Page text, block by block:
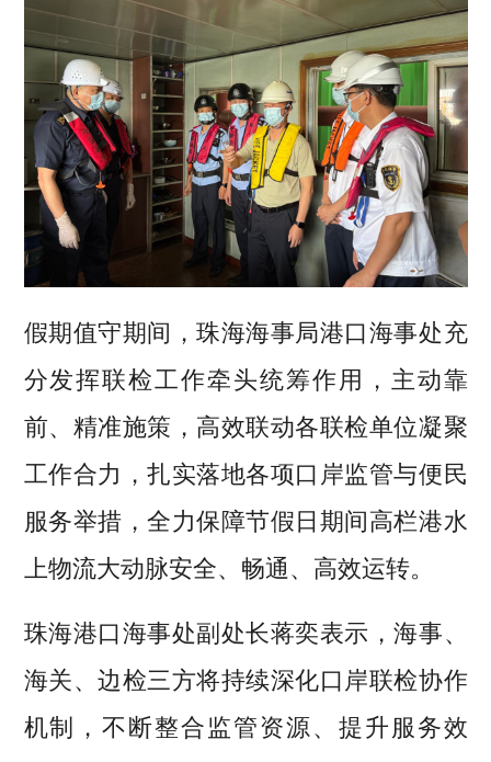
假期值守期间，珠海海事局港口海事处充
分发挥联检工作牵头统筹作用，主动靠
前、精准施策，高效联动各联检单位凝聚
工作合力，扎实落地各项口岸监管与便民
服务举措，全力保障节假日期间高栏港水
上物流大动脉安全、畅通、高效运转。
珠海港口海事处副处长蒋奕表示，海事、
海关、边检三方将持续深化口岸联检协作
机制，不断整合监管资源、提升服务效